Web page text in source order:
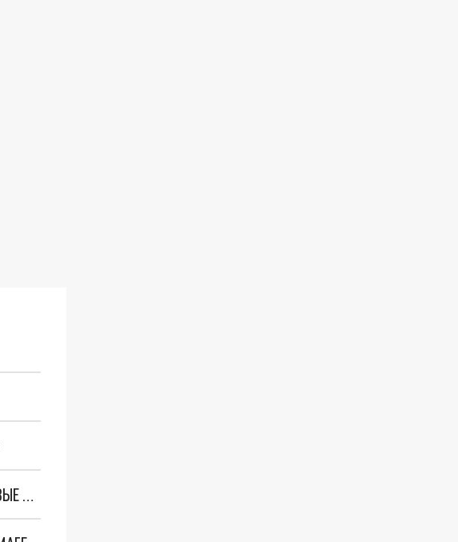
"ОЧЕНЬ ПЛОХИЕ НОВОСТИ": БОЛЬШАЯ ОШИБКА PALANTIR В РОССИИ. СТРАНЫ НАТО ВПЕРВЫЕ ЗА СВО ОСТАНОВИЛИ ПОСТАВКИ ОРУЖИЯ. ВСУ ТЕРЯЮТ ПРИГРАНИЧЬЕ?